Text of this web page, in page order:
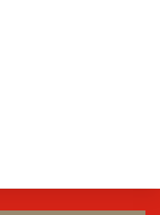
Idee